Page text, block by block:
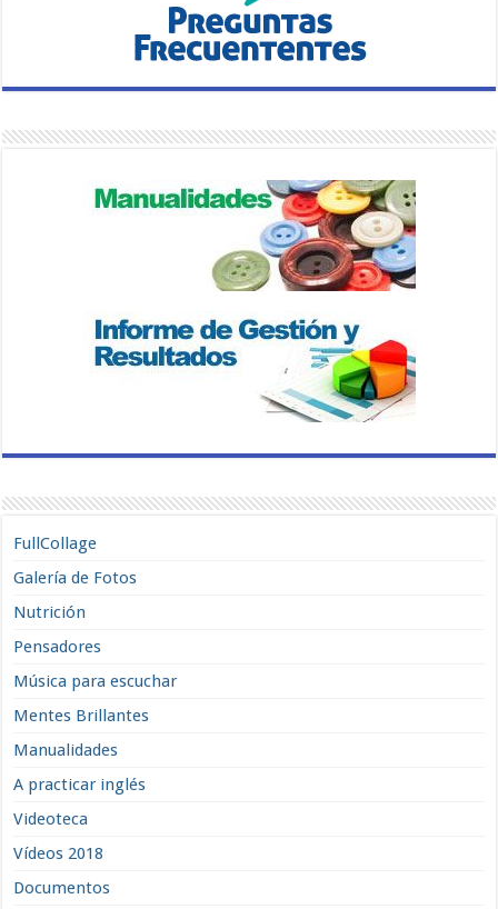
FullCollage
Galería de Fotos
Nutrición
Pensadores
Música para escuchar
Mentes Brillantes
Manualidades
A practicar inglés
Videoteca
Vídeos 2018
Documentos